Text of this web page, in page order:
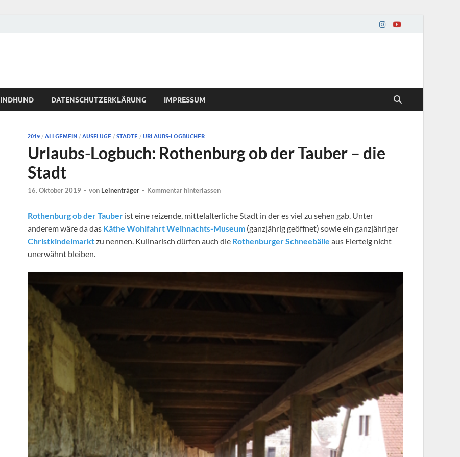
DATENSCHUTZERKLÄRUNG IMPRESSUM
2019 / ALLGEMEIN / AUSFLÜGE / STÄDTE / URLAUBS-LOGBÜCHER
Urlaubs-Logbuch: Rothenburg ob der Tauber – die
Stadt
16. Oktober 2019 - von Leinenträger - Kommentar hinterlassen
Rothenburg ob der Tauber ist eine reizende, mittelalterliche Stadt in der es viel zu sehen gab. Unter
anderem wäre da das Käthe Wohlfahrt Weihnachts-Museum (ganzjährig geöffnet) sowie ein ganzjähriger
Christkindelmarktzu nennen. Kulinarisch dürfen auch die Rothenburger Schneebälle aus Eierteig nicht
unerwähnt bleiben.